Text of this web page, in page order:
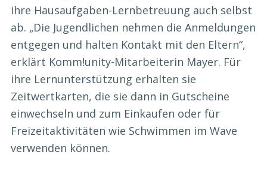
ihre Hausaufgaben-Lernbetreuung auch selbst
ab. „Die Jugendlichen nehmen die Anmeldungen
entgegen und halten Kontakt mit den Eltern“,
erklärt Komm!unity-Mitarbeiterin Mayer. Für
ihre Lernunterstützung erhalten sie
Zeitwertkarten, die sie dann in Gutscheine
einwechseln und zum Einkaufen oder für
Freizeitaktivitäten wie Schwimmen im Wave
verwenden können.